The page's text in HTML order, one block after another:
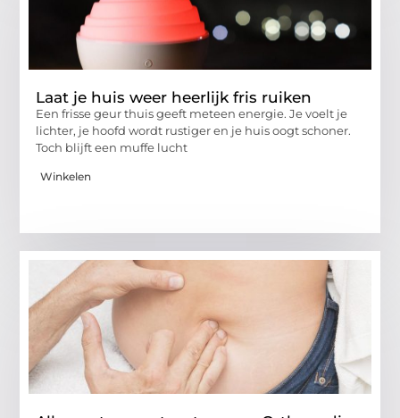
Laat je huis weer heerlijk fris ruiken
Een frisse geur thuis geeft meteen energie. Je voelt je
lichter, je hoofd wordt rustiger en je huis oogt schoner.
Toch blijft een muffe lucht
Winkelen